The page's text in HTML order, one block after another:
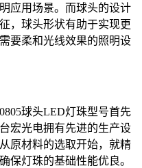
应用场景。而球头的设计
，球头形状有助于实现更
要柔和光线效果的照明设
球头LED灯珠型号首先
宏光电拥有先进的生产设
原材料的选取开始，就精
保灯珠的基础性能优良。